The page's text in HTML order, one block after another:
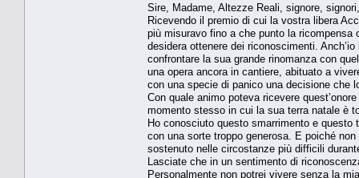
Sire, Madame, Altezze Reali, signore, signori,
Ricevendo il premio di cui la vostra libera
più misuravo fino a che punto la
desidera ottenere dei riconoscimenti.
confrontare la sua grande rinomanza con
una opera ancora in cantiere, abituato a
con una specie di panico una decisione che
Con quale animo poteva ricevere
momento stesso in cui la sua terra natale è
Ho conosciuto questo smarrimento e
con una sorte troppo generosa. E poiché
sostenuto nelle circostanze più difficili
Lasciate che in un sentimento di
Personalmente non potrei vivere senza la